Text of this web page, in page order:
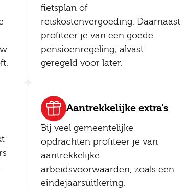
fietsplan of
reiskostenvergoeding. Daarnaast
profiteer je van een goede
pensioenregeling; alvast
geregeld voor later.
Aantrekkelijke extra’s
Bij veel gemeentelijke
opdrachten profiteer je van
aantrekkelijke
arbeidsvoorwaarden, zoals een
eindejaarsuitkering.